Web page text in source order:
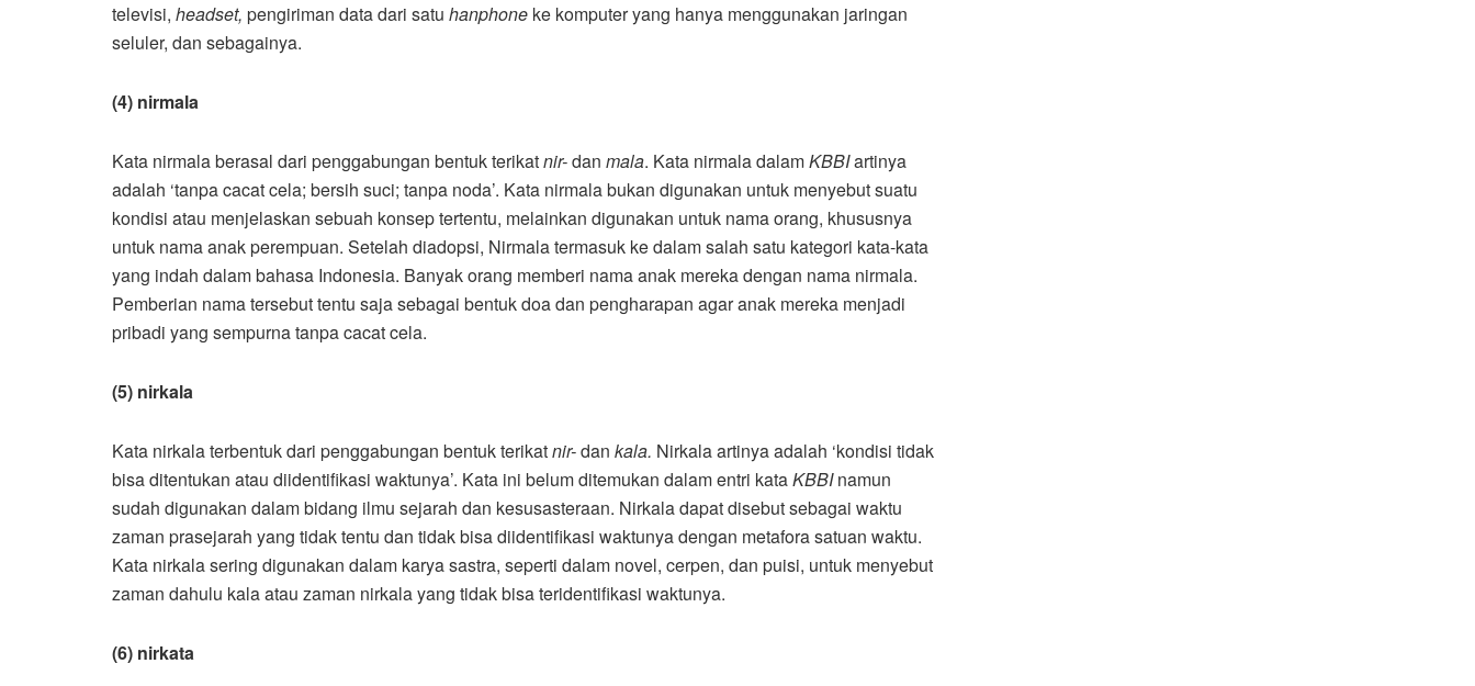
televisi, headset, pengiriman data dari satu hanphone ke komputer yang hanya menggunakan jaringan
seluler, dan sebagainya.
(4) nirmala
Kata nirmala berasal dari penggabungan bentuk terikatnir-dan mala. Kata nirmala dalamKBBIartinya
adalah ‘tanpa cacat cela; bersih suci; tanpa noda’. Kata nirmala bukan digunakan untuk menyebut suatu
kondisi atau menjelaskan sebuah konsep tertentu, melainkan digunakan untuk nama orang, khususnya
untuk nama anak perempuan. Setelah diadopsi, Nirmala termasuk ke dalam salah satu kategori kata-kata
yang indah dalam bahasa Indonesia. Banyak orang memberi nama anak mereka dengan nama nirmala.
Pemberian nama tersebut tentu saja sebagai bentuk doa dan pengharapan agar anak mereka menjadi
pribadi yang sempurna tanpa cacat cela.
(5) nirkala
Kata nirkala terbentuk dari penggabungan bentuk terikatnir-dan kala. Nirkala artinya adalah ‘kondisi tidak
bisa ditentukan atau diidentifikasi waktunya’. Kata ini belum ditemukan dalam entri kataKBBInamun
sudah digunakan dalam bidang ilmu sejarah dan kesusasteraan. Nirkala dapat disebut sebagai waktu
zaman prasejarah yang tidak tentu dan tidak bisa diidentifikasi waktunya dengan metafora satuan waktu.
Kata nirkala sering digunakan dalam karya sastra, seperti dalam novel, cerpen, dan puisi, untuk menyebut
zaman dahulu kala atau zaman nirkala yang tidak bisa teridentifikasi waktunya.
(6) nirkata